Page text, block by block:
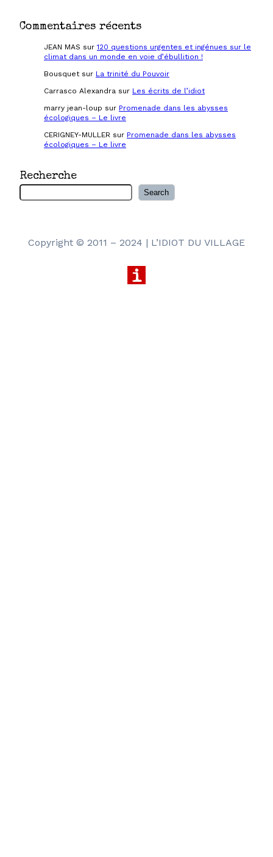
Commentaires récents
JEAN MAS sur120 questions urgentes et ingénues sur le
climat dans un monde en voie d’ébullition !
Bousquetsur La trinité du Pouvoir
Carrasco Alexandra sur Les écrits de l’idiot
marry jean-loup sur Promenade dans les abysses
écologiques – Le livre
CERIGNEY-MULLER sur Promenade dans les abysses
écologiques – Le livre
Recherche
R
Search
Copyright © 2011 – 2024 | L’IDIOT DU VILLAGE